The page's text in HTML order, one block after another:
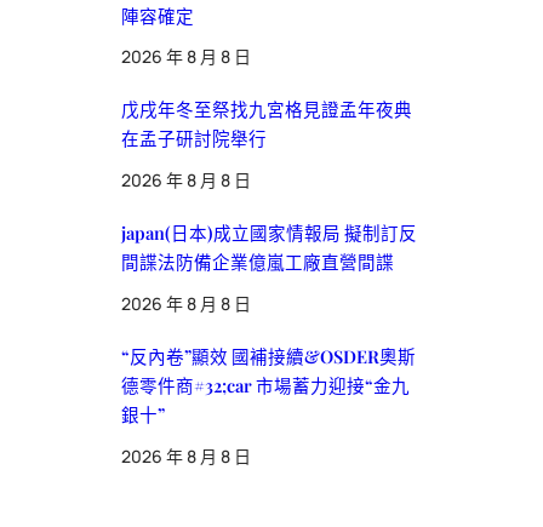
陣容確定
2026 年 8 月 8 日
戊戌年冬至祭找九宮格見證孟年夜典
在孟子研討院舉行
2026 年 8 月 8 日
japan(日本)成立國家情報局 擬制訂反
間諜法防備企業億嵐工廠直營間諜
2026 年 8 月 8 日
“反內卷”顯效 國補接續&OSDER奧斯
德零件商#32;car 市場蓄力迎接“金九
銀十”
2026 年 8 月 8 日